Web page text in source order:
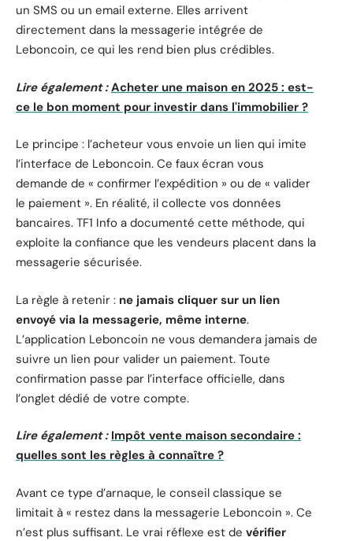
un SMS ou un email externe. Elles arrivent
directement dans la messagerie intégrée de
Leboncoin, ce qui les rend bien plus crédibles.
Lire également : Acheter une maison en 2025 : est-
ce le bon moment pour investir dans l'immobilier ?
Le principe : l’acheteur vous envoie un lien qui imite
l’interface de Leboncoin. Ce faux écran vous
demande de « confirmer l’expédition » ou de « valider
le paiement ». En réalité, il collecte vos données
bancaires. TF1 Info a documenté cette méthode, qui
exploite la confiance que les vendeurs placent dans la
messagerie sécurisée.
La règle à retenir : ne jamais cliquer sur un lien
envoyé via la messagerie, même interne.
L’application Leboncoin ne vous demandera jamais de
suivre un lien pour valider un paiement. Toute
confirmation passe par l’interface officielle, dans
l’onglet dédié de votre compte.
Lire également : Impôt vente maison secondaire :
quelles sont les règles à connaître ?
Avant ce type d’arnaque, le conseil classique se
limitait à « restez dans la messagerie Leboncoin ». Ce
n’est plus suffisant. Le vrai réflexe est de vérifier